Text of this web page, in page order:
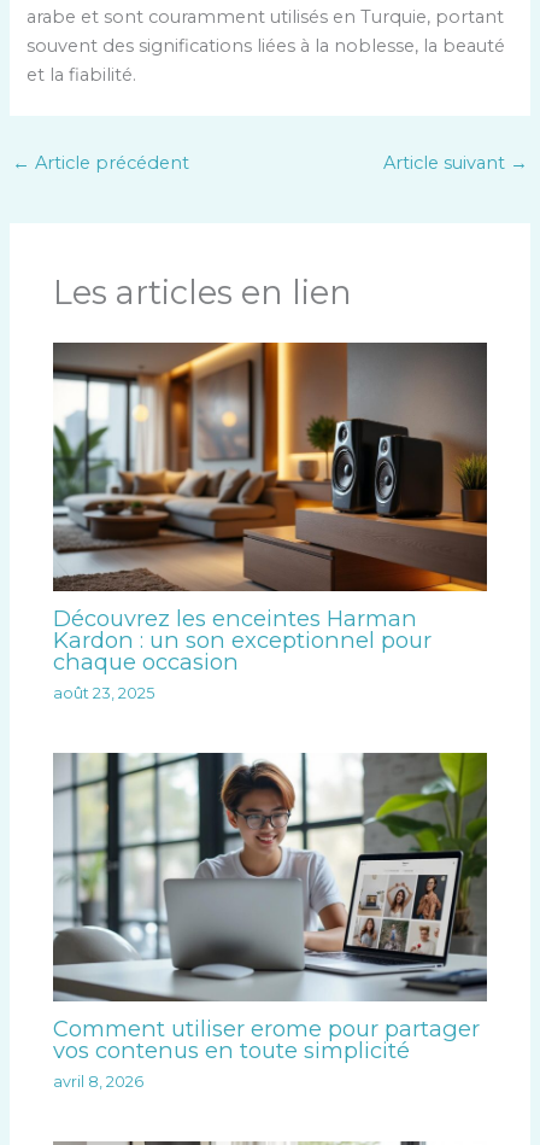
arabe et sont couramment utilisés en Turquie, portant
souvent des significations liées à la noblesse, la beauté
et la fiabilité.
← Article précédent Article suivant →
Les articles en lien
Découvrez les enceintes Harman
Kardon : un son exceptionnel pour
chaque occasion
août 23, 2025
Comment utiliser erome pour partager
vos contenus en toute simplicité
avril 8, 2026